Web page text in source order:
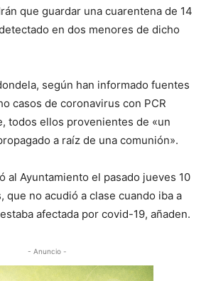
que guardar una cuarentena de 14
en dos menores de dicho
según han informado fuentes
casos de coronavirus con PCR
todos ellos provenientes de «un
a raíz de una comunión».
al Ayuntamiento el pasado jueves 10
que no acudió a clase cuando iba a
afectada por covid-19, añaden.
- Anuncio -